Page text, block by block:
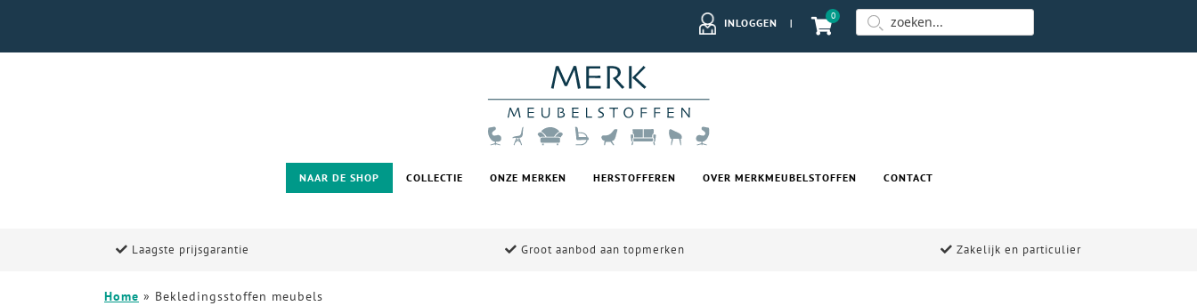
INLOGGEN |
0
NAAR DE SHOP COLLECTIE ONZE MERKEN HERSTOFFEREN OVER MERKMEUBELSTOFFEN CONTACT
Laagste prijsgarantie Groot aanbod aan topmerken Zakelijk en particulier
Home » Bekledingsstoffen meubels